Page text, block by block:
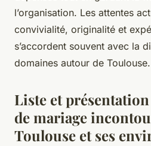
l’organisation. Les attentes
convivialité, originalité et
s’accordent souvent avec la
domaines autour de Toulouse.
Liste et
de mariage
Toulouse et ses